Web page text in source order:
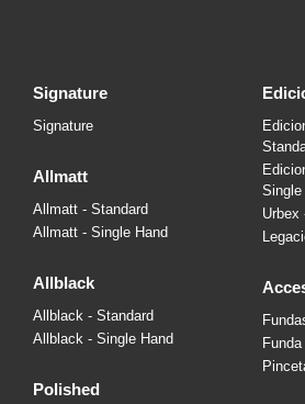
signature
Signature
allmatt
Allmatt - Standard
Allmatt - Single Hand
allblack
Allblack - Standard
Allblack - Single Hand
polished
Single
Urbex